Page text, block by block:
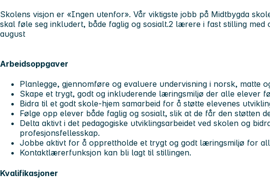
Skolens visjon er «Ingen utenfor». Vår viktigste jobb på Midtbygda
skal føle seg inkludert, både faglig og sosialt.2 lærere i fast stilling med
august
Arbeidsoppgaver
Planlegge, gjennomføre og evaluere undervisning i norsk, matte
Skape et trygt, godt og inkluderende læringsmiljø der alle elever
Bidra til et godt skole-hjem samarbeid for å støtte elevenes
Følge opp elever både faglig og sosialt, slik at de får den støtten
Delta aktivt i det pedagogiske utviklingsarbeidet ved skolen og
profesjonsfellesskap.
Jobbe aktivt for å opprettholde et trygt og godt læringsmiljø for
Kontaktlærerfunksjon kan bli lagt til stillingen.
Kvalifikasjoner